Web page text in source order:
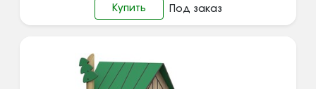
Купить Под заказ